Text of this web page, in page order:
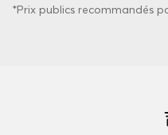
*Prix publics recommandés